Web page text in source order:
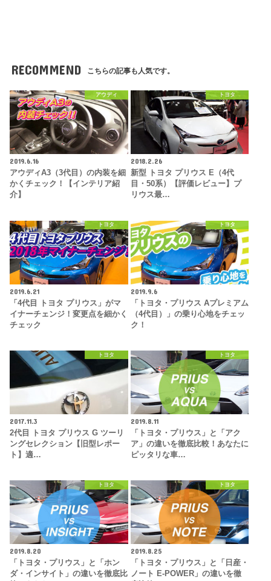
RECOMMEND こちらの記事も人気です。
アウディ
2019.6.16
アウディA3（3代目）の内装を細
かくチェック！【インテリア紹
介】
トヨタ
2018.2.26
新型 トヨタ プリウス E（4代
目・50系）【評価レビュー】プ
リウス最…
トヨタ
2019.6.21
「4代目 トヨタ プリウス」がマ
イナーチェンジ！変更点を細かく
チェック
トヨタ
2019.9.6
「トヨタ・プリウス Aプレミアム
（4代目）」の乗り心地をチェッ
ク！
トヨタ
2017.11.3
2代目 トヨタ プリウス G ツーリ
ングセレクション【旧型レポー
ト】適…
トヨタ
2019.8.11
「トヨタ・プリウス」と「アク
ア」の違いを徹底比較！あなたに
ピッタリな車…
トヨタ
2019.8.20
「トヨタ・プリウス」と「ホン
ダ・インサイト」の違いを徹底比
トヨタ
2019.8.25
「トヨタ・プリウス」と「日産・
ノート E-POWER」の違いを徹